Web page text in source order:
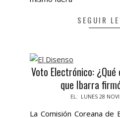
SEGUIR
Voto Electrónico:
que Ibarra
EL: LUNES 28
La Comisión Coreana de